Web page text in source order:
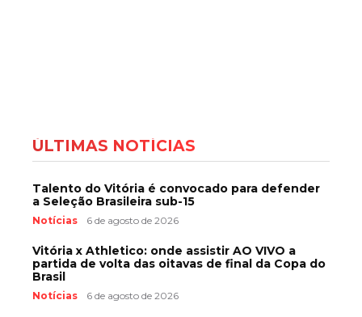
ÚLTIMAS NOTÍCIAS
Talento do Vitória é convocado para defender
a Seleção Brasileira sub-15
Notícias 6 de agosto de 2026
Vitória x Athletico: onde assistir AO VIVO a
partida de volta das oitavas de final da Copa do
Brasil
Notícias 6 de agosto de 2026